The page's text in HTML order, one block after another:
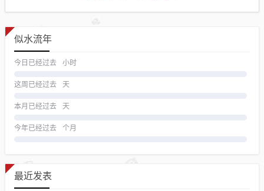
似水流年
今日已经过去 小时
这周已经过去 天
本月已经过去 天
今年已经过去 个月
最近发表